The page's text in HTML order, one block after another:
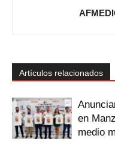
Artículos relacionados
en
medio